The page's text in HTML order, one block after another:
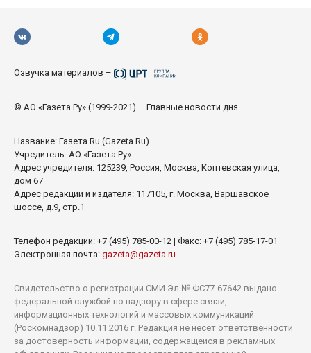
Озвучка материалов –
© АО «Газета.Ру» (1999-2021) – Главные новости дня
Название: Газета.Ru (Gazeta.Ru)
Учредитель: АО «Газета.Ру»
Адрес учредителя: 125239, Россия, Москва, Коптевская улица,
дом 67
Адрес редакции и издателя: 117105, г. Москва, Варшавское
шоссе, д.9, стр.1
Телефон редакции: +7 (495) 785-00-12 | Факс: +7 (495) 785-17-01
Электронная почта: gazeta@gazeta.ru
Свидетельство о регистрации СМИ Эл № ФС77-67642 выдано
федеральной службой по надзору в сфере связи,
информационных технологий и массовых коммуникаций
(Роскомнадзор) 10.11.2016 г. Редакция не несет ответственности
за достоверность информации, содержащейся в рекламных